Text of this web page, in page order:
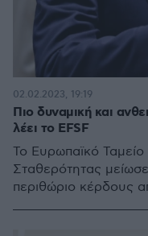
Πιο δυναμική και
λέει το EFSF
Το Ευρωπαϊκό Ταμείο
Σταθερότητας
περιθώριο κέρδους
02.02.2023, 19:19